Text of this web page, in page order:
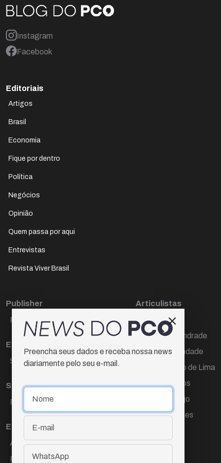
Instagram
Facebook
Editoriais
Artigos
Brasil
Economia
Fique por dentro
Política
Negócios
Opinião
Quem passa por aqui
Entrevistas
Revista Viver Brasil
Publisher
Paulo Cesar de Oliveira
Editora Chefe
Sueli Cotta
Sub-editora
Raquel Ayres
Equipe
Ana Lúcia Cortez
Eliane Hardy
Articulistas
Décio Freire
Dr Marcos Andrade
Hamilton Trindade
Igor Carvalho de Lima
Mario Campos
Renata Araújo
Wagner Gomes
Preencha seus dados e receba nossa news
diariamente pelo seu e-mail.